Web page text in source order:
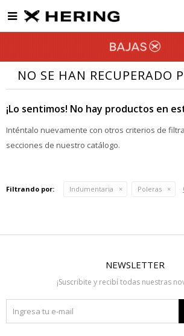

NO SE HAN RECUPERADO
¡Lo sentimos! No hay productos en
Inténtalo nuevamente con otros criterios de
secciones de nuestro catálogo.
Filtrando por: Indumentaria Poleras
NEWSLETTER
¡Suscribite y recibí todas nuestras